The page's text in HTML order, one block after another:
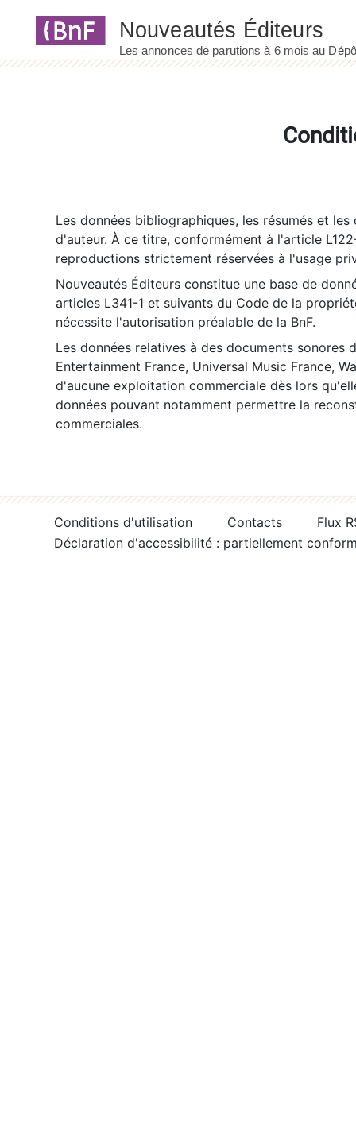
Les données bibliographiques, les résumés et
d'auteur. À ce titre, conformément à l'article
reproductions strictement réservées à l'usage
Nouveautés Éditeurs constitue une base de
articles L341-1 et suivants du Code de la
nécessite l'autorisation préalable de la BnF.
Les données relatives à des documents sonores
Entertainment France, Universal Music France,
d'aucune exploitation commerciale dès lors
données pouvant notamment permettre la
commerciales.
Conditions d'utilisation Contacts
Flux
Déclaration d'accessibilité : partiellement